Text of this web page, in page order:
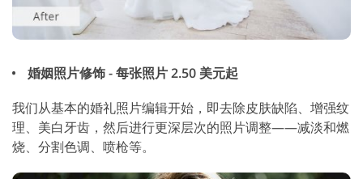
婚姻照片修饰 - 每张照片 2.50 美元起
我们从基本的婚礼照片编辑开始，即去除皮肤缺陷、增强纹
理、美白牙齿，然后进行更深层次的照片调整——减淡和燃
烧、分割色调、喷枪等。